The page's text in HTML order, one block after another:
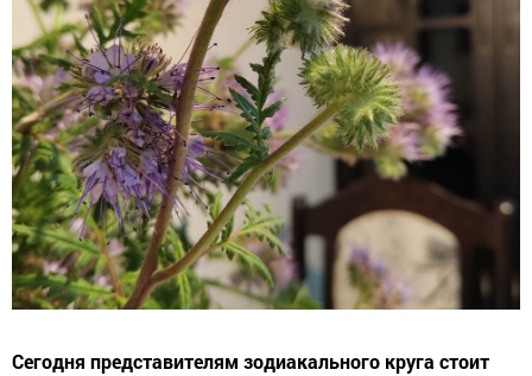
Сегодня представителям зодиакального круга стоит